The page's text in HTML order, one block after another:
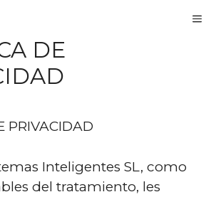
DE
PRIVACIDAD
Inteligentes SL, como
del tratamiento, les